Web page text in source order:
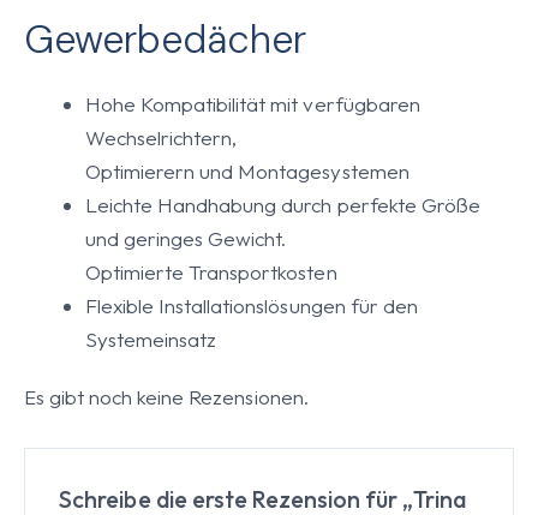
Gewerbedächer
Hohe Kompatibilität mit verfügbaren
Wechselrichtern,
Optimierern und Montagesystemen
Leichte Handhabung durch perfekte Größe
und geringes Gewicht.
Optimierte Transportkosten
Flexible Installationslösungen für den
Systemeinsatz
Es gibt noch keine Rezensionen.
Schreibe die erste Rezension für „Trina